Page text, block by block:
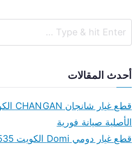
أحدث المقالات
الأصلية صيانة فورية